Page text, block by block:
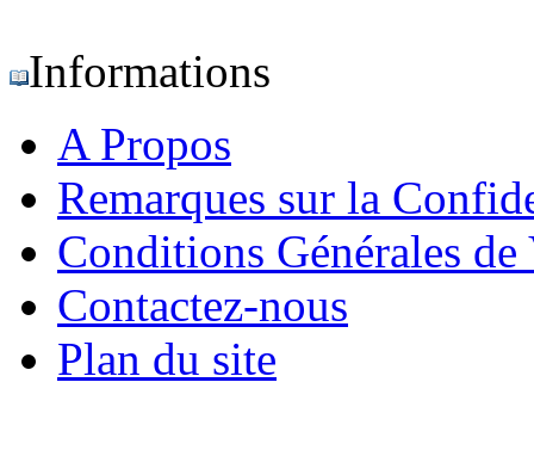
Informations
A Propos
Remarques sur la
Conditions Générales de
Contactez-nous
Plan du site